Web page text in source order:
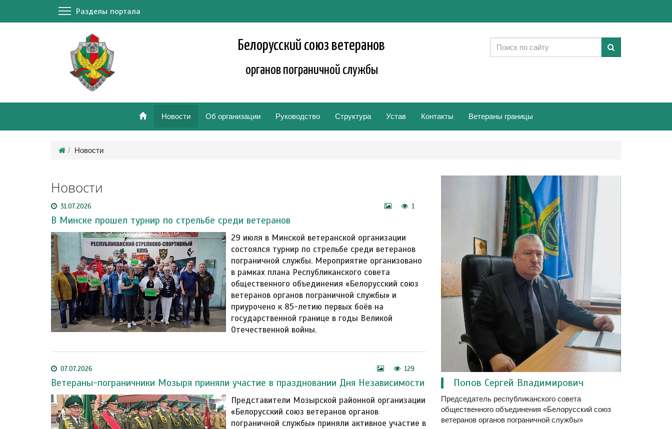
Разделы портала
Белорусский союз ветеранов
органов пограничной службы
Новости Об организации Руководство Структура Устав Контакты Ветераны границы
Новости
Новости
31.07.2026 1
В Минске прошел турнир по стрельбе среди ветеранов
29 июля в Минской ветеранской организации
состоялся турнир по стрельбе среди ветеранов
пограничной службы. Мероприятие организовано
в рамках плана Республиканского совета
общественного объединения «Белорусский союз
ветеранов органов пограничной службы» и
приурочено к 85-летию первых боёв на
государственной границе в годы Великой
Отечественной войны.
07.07.2026 129
Ветераны-пограничники Мозыря приняли участие в праздновании Дня Независимости
Представители Мозырской районной организации
«Белорусский союз ветеранов органов
пограничной службы» приняли активное участие в
Попов Сергей Владимирович
Председатель республиканского совета
общественного объединения «Белорусский союз
ветеранов органов пограничной службы»